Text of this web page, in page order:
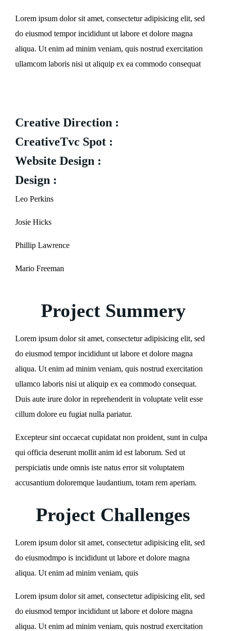
Lorem ipsum dolor sit amet, consectetur adipisicing elit, sed
do eiusmod tempor incididunt ut labore et dolore magna
aliqua. Ut enim ad minim veniam, quis nostrud exercitation
ullamcom laboris nisi ut aliquip ex ea commodo consequat
Creative Direction :
CreativeTvc Spot :
Website Design :
Design :
Leo Perkins
Josie Hicks
Phillip Lawrence
Mario Freeman
Project Summery
Lorem ipsum dolor sit amet, consectetur adipisicing elit, sed
do eiusmod tempor incididunt ut labore et dolore magna
aliqua. Ut enim ad minim veniam, quis nostrud exercitation
ullamco laboris nisi ut aliquip ex ea commodo consequat.
Duis aute irure dolor in reprehenderit in voluptate velit esse
cillum dolore eu fugiat nulla pariatur.
Excepteur sint occaecat cupidatat non proident, sunt in culpa
qui officia deserunt mollit anim id est laborum. Sed ut
perspiciatis unde omnis iste natus error sit voluptatem
accusantium doloremque laudantium, totam rem aperiam.
Project Challenges
Lorem ipsum dolor sit amet, consectetur adipisicing elit, sed
do eiusmodmpo is incididunt ut labore et dolore magna
aliqua. Ut enim ad minim veniam, quis
Lorem ipsum dolor sit amet, consectetur adipisicing elit, sed
do eiusmod tempor incididunt ut labore et dolore magna
aliqua. Ut enim ad minim veniam, quis nostrud exercitation